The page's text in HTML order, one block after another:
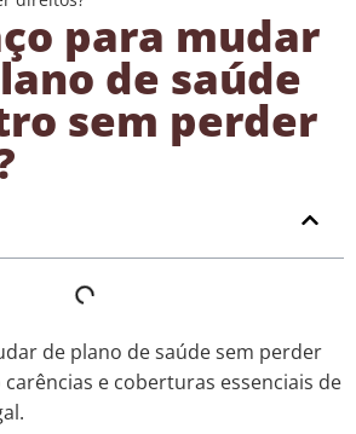
para mudar
de saúde
sem perder
de plano de saúde sem perder
e coberturas essenciais de